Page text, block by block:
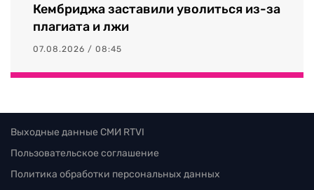
Кембриджа заставили уволиться из-за
плагиата и лжи
07.08.2026 / 08:45
Выходные данные СМИ RTVI
Пользовательское соглашение
Политика обработки персональных данных